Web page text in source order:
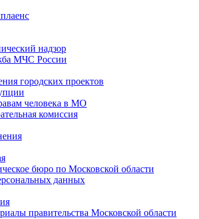
надзор
МЧС России
городских проектов
человека в МО
комиссия
бюро по Московской области
данных
правительства Московской области